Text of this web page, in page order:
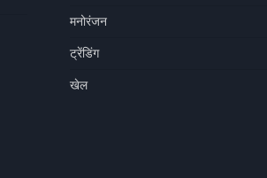
मनोरंजन
ट्रेंडिंग
खेल
छत्तीसगढ़